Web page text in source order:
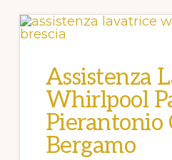
Assistenza
Whirlpool
Pierantonio
Bergamo